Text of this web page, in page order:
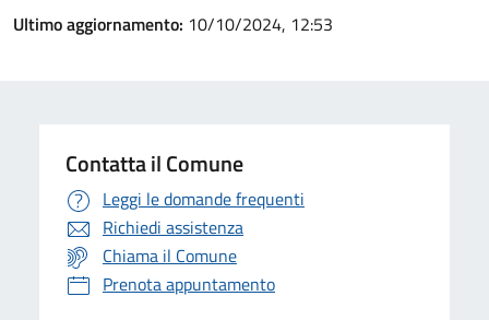
Ultimo aggiornamento: 10/10/2024, 12:53
Contatta il Comune
Leggi le domande frequenti
Richiedi assistenza
Chiama il Comune
Prenota appuntamento